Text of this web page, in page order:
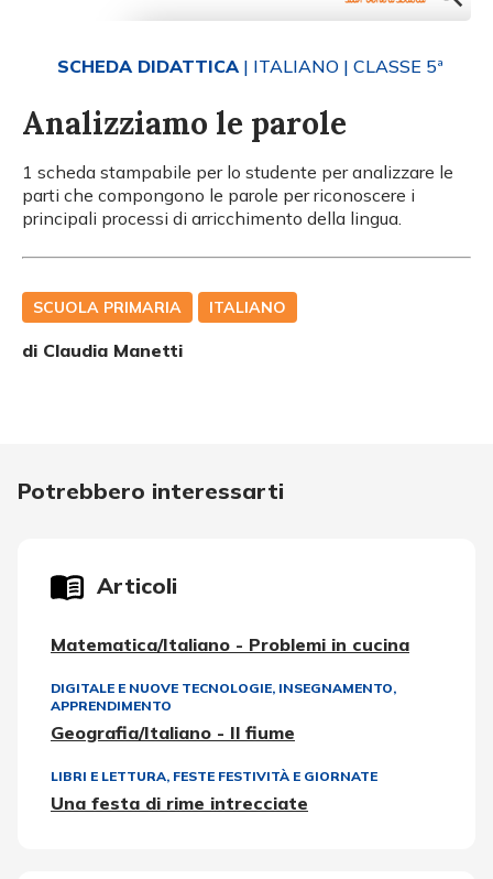
SCHEDA DIDATTICA | ITALIANO | CLASSE 5ª
Analizziamo le parole
1 scheda stampabile per lo studente per analizzare le
parti che compongono le parole per riconoscere i
principali processi di arricchimento della lingua.
SCUOLA PRIMARIA ITALIANO
di Claudia Manetti
Potrebbero interessarti
Articoli
Matematica/Italiano - Problemi in cucina
DIGITALE E NUOVE TECNOLOGIE, INSEGNAMENTO,
APPRENDIMENTO
Geografia/Italiano - Il fiume
LIBRI E LETTURA, FESTE FESTIVITÀ E GIORNATE
Una festa di rime intrecciate